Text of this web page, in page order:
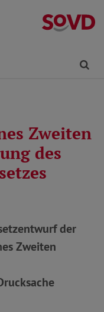
Zweiten
des
der
Zweiten